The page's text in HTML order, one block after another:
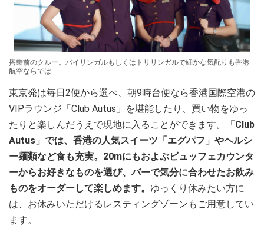
搭乗前のクルー。バイリンガルもしくはトリリンガルで細かな気配りも香港
航空ならでは
東京発は毎日2便から選べ、朝9時台便なら香港国際空港の
VIPラウンジ「Club Autus」を堪能したり、買い物をゆっ
たりと楽しんだうえで現地に入ることができます。
「Club
Autus」では、香港の人気スイーツ「エグパフ」やヘルシ
ー麺類など食も充実。20mにもおよぶビュッフェカウンタ
ーからお好きなものを選び、バーで気分に合わせたお飲み
ものをオーダーして楽しめます。 ゆっくり休みたい方に
は、お休みいただけるレスティングゾーンもご用意してい
ます。